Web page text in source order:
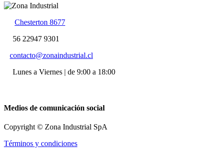
Chesterton 8677
56 22947 9301
contacto@zonaindustrial.cl
Lunes a Viernes | de 9:00 a 18:00
Medios de comunicación social
Copyright © Zona Industrial SpA
Términos y condiciones